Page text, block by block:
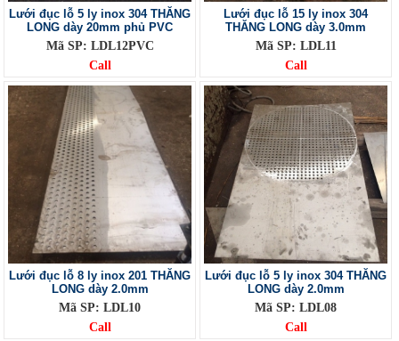
Lưới đục lỗ 5 ly inox 304 THĂNG
LONG dày 20mm phủ PVC
Mã SP: LDL12PVC
Call
Lưới đục lỗ 15 ly inox 304
THĂNG LONG dày 3.0mm
Mã SP: LDL11
Call
Lưới đục lỗ 8 ly inox 201 THĂNG
LONG dày 2.0mm
Mã SP: LDL10
Call
Lưới đục lỗ 5 ly inox 304 THĂNG
LONG dày 2.0mm
Mã SP: LDL08
Call